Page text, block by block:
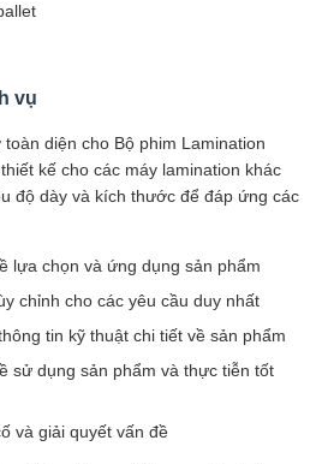
vụ
diện cho Bộ phim Lamination
kế cho các máy lamination khác
độ dày và kích thước để đáp ứng các
lựa chọn và ứng dụng sản phẩm
chỉnh cho các yêu cầu duy nhất
tin kỹ thuật chi tiết về sản phẩm
sử dụng sản phẩm và thực tiễn tốt
và giải quyết vấn đề